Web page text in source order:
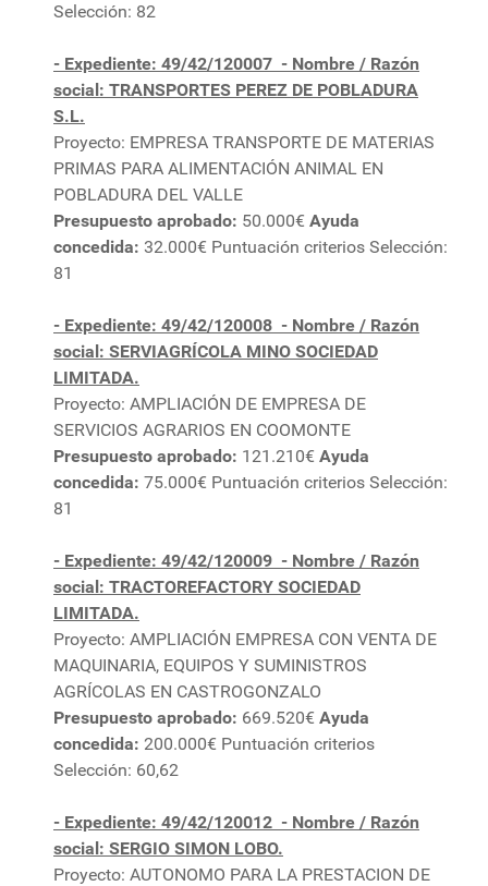
Selección: 82
- Expediente: 49/42/120007 - Nombre / Razón
social: TRANSPORTES PEREZ DE POBLADURA
S.L.
Proyecto: EMPRESA TRANSPORTE DE MATERIAS
PRIMAS PARA ALIMENTACIÓN ANIMAL EN
POBLADURA DEL VALLE
Presupuesto aprobado: 50.000€ Ayuda
concedida: 32.000€ Puntuación criterios Selección:
81
- Expediente: 49/42/120008 - Nombre / Razón
social: SERVIAGRÍCOLA MINO SOCIEDAD
LIMITADA.
Proyecto: AMPLIACIÓN DE EMPRESA DE
SERVICIOS AGRARIOS EN COOMONTE
Presupuesto aprobado: 121.210€ Ayuda
concedida: 75.000€ Puntuación criterios Selección:
81
- Expediente: 49/42/120009 - Nombre / Razón
social: TRACTOREFACTORY SOCIEDAD
LIMITADA.
Proyecto: AMPLIACIÓN EMPRESA CON VENTA DE
MAQUINARIA, EQUIPOS Y SUMINISTROS
AGRÍCOLAS EN CASTROGONZALO
Presupuesto aprobado: 669.520€ Ayuda
concedida: 200.000€ Puntuación criterios
Selección: 60,62
- Expediente: 49/42/120012 - Nombre / Razón
social: SERGIO SIMON LOBO.
Proyecto: AUTONOMO PARA LA PRESTACION DE